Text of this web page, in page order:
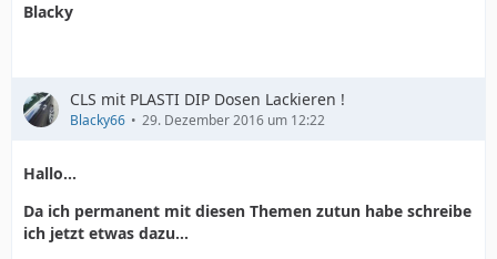
Blacky
CLS mit PLASTI DIP Dosen Lackieren !
Blacky66 29. Dezember 2016 um 12:22
Hallo...
Da ich permanent mit diesen Themen zutun habe schreibe
ich jetzt etwas dazu...